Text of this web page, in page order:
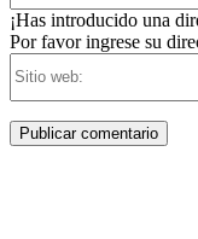
¡Has introducido una
Por favor ingrese su